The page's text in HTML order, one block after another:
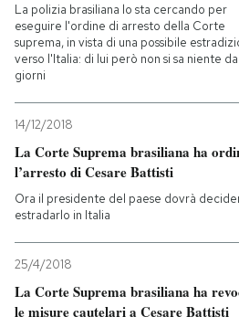
La polizia brasiliana lo sta cercando per
eseguire l'ordine di arresto della Corte
suprema, in vista di una possibile
verso l'Italia: di lui però non si sa niente da
giorni
14/12/2018
La Corte Suprema brasiliana ha
l’arresto di Cesare Battisti
Ora il presidente del paese dovrà
estradarlo in Italia
25/4/2018
La Corte Suprema brasiliana ha
le misure cautelari a Cesare Battisti